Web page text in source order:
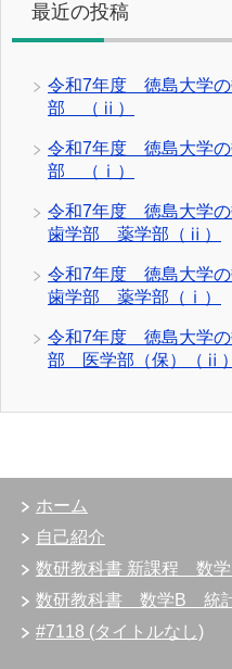
最近の投稿
令和7年度 徳島大学
部 （ⅱ）
令和7年度 徳島大学
部 （ⅰ）
令和7年度 徳島大学
歯学部 薬学部（ⅱ）
令和7年度 徳島大学
歯学部 薬学部（ⅰ）
令和7年度 徳島大学
部 医学部（保）（ⅱ）
ホーム
自己紹介
数研教科書 新課程 数
数研教科書 数学B 統
#7118 (タイトルなし)